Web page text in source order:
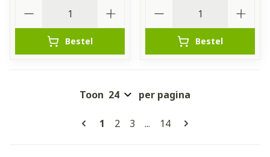
Bestel Bestel
Pagina's
U lees momenteel pagina
1 Pagina
2 Pagina
3 ... Pagina
14
Toon per pagina